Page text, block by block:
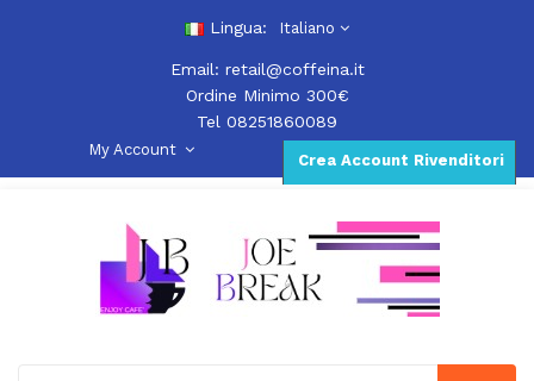
Lingua: Italiano
Email: retail@coffeina.it
Ordine Minimo 300€
Tel 08251860089
Crea Account Rivenditori
My Account